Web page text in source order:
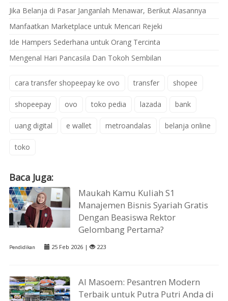
Jika Belanja di Pasar Janganlah Menawar, Berikut Alasannya
Manfaatkan Marketplace untuk Mencari Rejeki
Ide Hampers Sederhana untuk Orang Tercinta
Mengenal Hari Pancasila Dan Tokoh Sembilan
cara transfer shopeepay ke ovo transfer shopee
shopeepay ovo toko pedia lazada bank
uang digital e wallet metroandalas belanja online
toko
Baca Juga:
Maukah Kamu Kuliah S1
Manajemen Bisnis Syariah Gratis
Dengan Beasiswa Rektor
Gelombang Pertama?
Pendidikan 25 Feb 2026 | 223
Al Masoem: Pesantren Modern
Terbaik untuk Putra Putri Anda di